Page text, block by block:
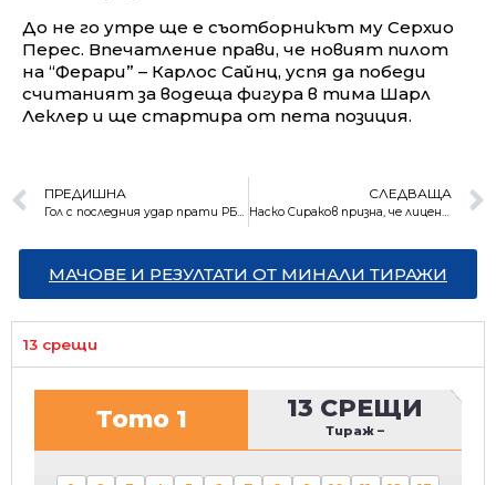
До не го утре ще е съотборникът му Серхио
Перес. Впечатление прави, че новият пилот
на “Ферари” – Карлос Сайнц, успя да победи
считаният за водеща фигура в тима Шарл
Леклер и ще стартира от пета позиция.
ПРЕДИШНА
Гол с последния удар прати РБ Лайпциг на финал
СЛЕДВАЩА
Наско Сираков призна, че лицензът на “Левски” е застрашен
МАЧОВЕ И РЕЗУЛТАТИ ОТ МИНАЛИ ТИРАЖИ
13 срещи
Тото 1 13 СРЕЩИ
Тираж –